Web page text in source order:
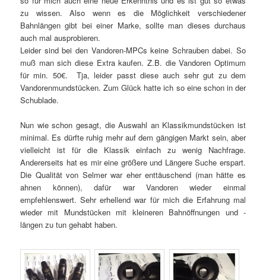
zu wissen. Also wenn es die Möglichkeit verschiedener
Bahnlängen gibt bei einer Marke, sollte man dieses durchaus
auch mal ausprobieren.
Leider sind bei den Vandoren-MPCs keine Schrauben dabei. So
muß man sich diese Extra kaufen. Z.B. die Vandoren Optimum
für min. 50€. Tja, leider passt diese auch sehr gut zu dem
Vandorenmundstücken. Zum Glück hatte ich so eine schon in der
Schublade.
Nun wie schon gesagt, die Auswahl an Klassikmundstücken ist
minimal. Es dürfte ruhig mehr auf dem gängigen Markt sein, aber
vielleicht ist für die Klassik einfach zu wenig Nachfrage.
Andererseits hat es mir eine größere und Längere Suche erspart.
Die Qualität von Selmer war eher enttäuschend (man hätte es
ahnen können), dafür war Vandoren wieder einmal
empfehlenswert. Sehr erhellend war für mich die Erfahrung mal
wieder mit Mundstücken mit kleineren Bahnöffnungen und -
längen zu tun gehabt haben.